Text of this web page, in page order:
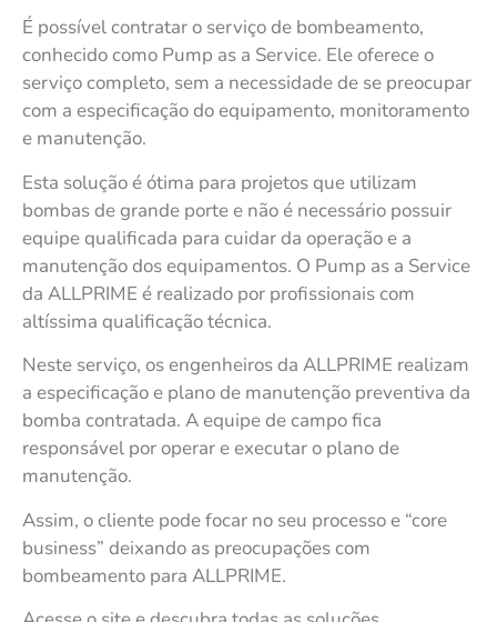
É possível contratar o serviço de bombeamento,
conhecido como Pump as a Service. Ele oferece o
serviço completo, sem a necessidade de se preocupar
com a especificação do equipamento, monitoramento
e manutenção.
Esta solução é ótima para projetos que utilizam
bombas de grande porte e não é necessário possuir
equipe qualificada para cuidar da operação e a
manutenção dos equipamentos. O Pump as a Service
da ALLPRIME é realizado por profissionais com
altíssima qualificação técnica.
Neste serviço, os engenheiros da ALLPRIME realizam
a especificação e plano de manutenção preventiva da
bomba contratada. A equipe de campo fica
responsável por operar e executar o plano de
manutenção.
Assim, o cliente pode focar no seu processo e “core
business” deixando as preocupações com
bombeamento para ALLPRIME.